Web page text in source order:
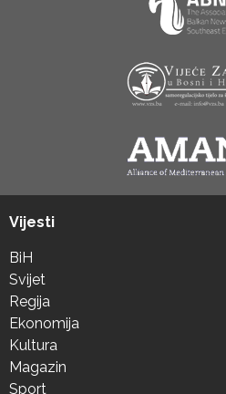
Vijesti
BiH
Svijet
Regija
Ekonomija
Kultura
Magazin
Sport